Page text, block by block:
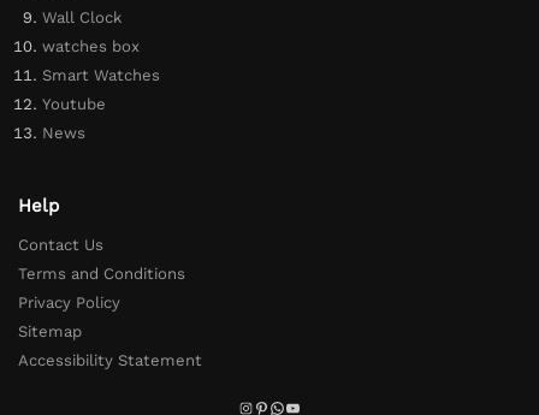
Wall Clock
watches box
Smart Watches
Youtube
News
Help
Contact Us
Terms and Conditions
Privacy Policy
Sitemap
Accessibility Statement